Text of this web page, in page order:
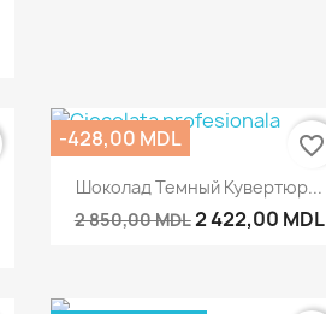
Быстрый просмотр
Шоколад Темный Кувертюр...
2 850,00 MDL2 422,00 MDL
-428,00 MDL
favorite_border